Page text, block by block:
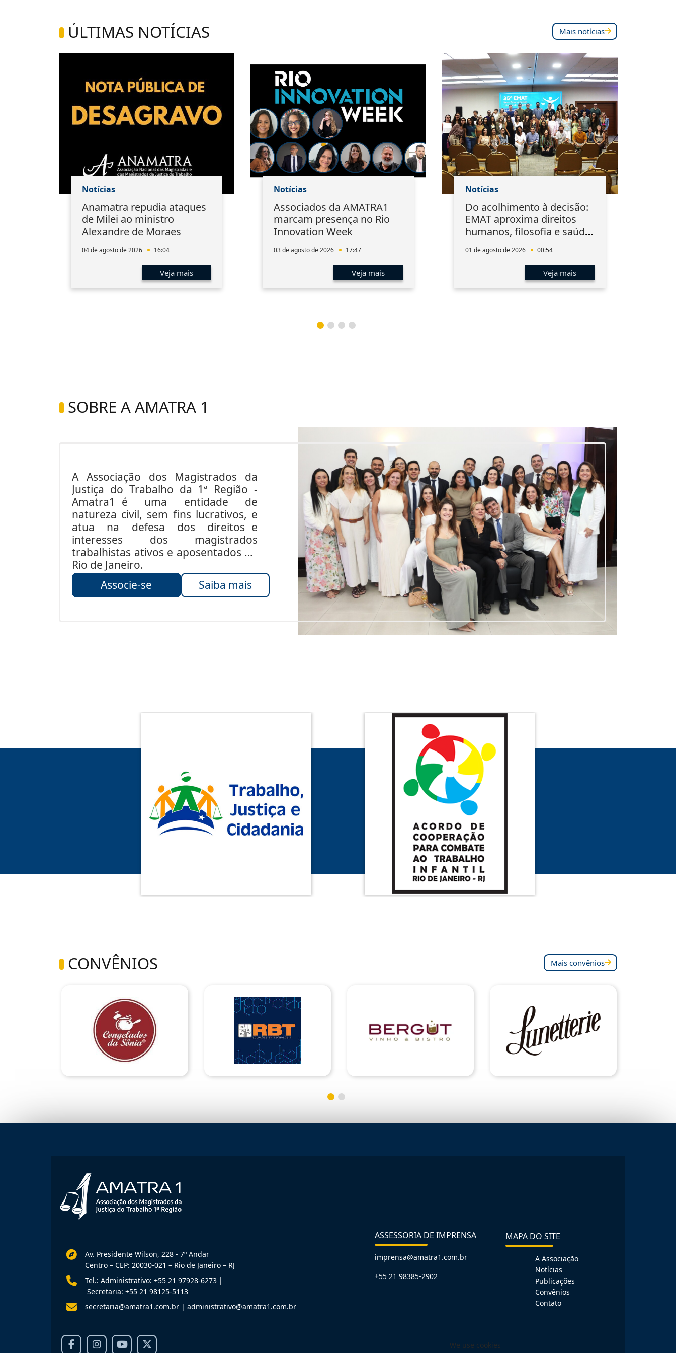
Mais notícias
ÚLTIMAS NOTÍCIAS
Notícias
Anamatra repudia ataques
de Milei ao ministro
Alexandre de Moraes
04 de agosto de 2026 16:04
Veja mais
Notícias
Associados da AMATRA1
marcam presença no Rio
Innovation Week
03 de agosto de 2026 17:47
Veja mais
Notícias
Do acolhimento à decisão:
EMAT aproxima direitos
humanos, filosofia e saúde
01 de agosto de 2026 00:54
Veja mais
SOBRE A AMATRA 1
A Associação dos Magistrados da
Justiça do Trabalho da 1ª Região -
Amatra1 é uma entidade de
natureza civil, sem fins lucrativos, e
atua na defesa dos direitos e
interesses dos magistrados
trabalhistas ativos e aposentados do
Rio de Janeiro.
Associe-se
Saiba mais
CONVÊNIOS Mais convênios
Av. Presidente Wilson, 228 - 7º Andar
Centro – CEP: 20030-021 – Rio de Janeiro – RJ
Tel.: Administrativo: +55 21 97928-6273 |
Secretaria: +55 21 98125-5113
secretaria@amatra1.com.br | administrativo@amatra1.com.br
ASSESSORIA DE IMPRENSA
imprensa@amatra1.com.br
+55 21 98385-2902
MAPA DO SITE
A Associação
Notícias
Publicações
Convênios
Contato
We use cookies